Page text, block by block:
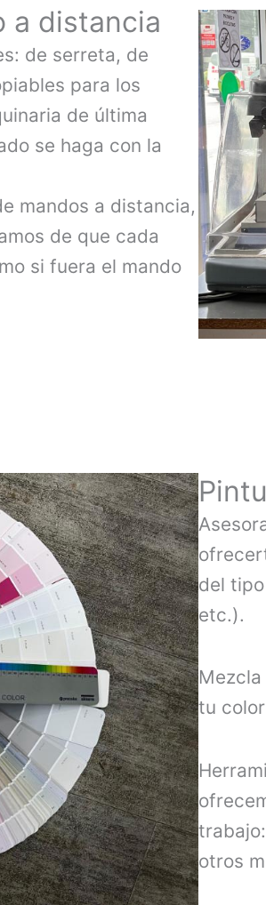
a distancia
de serreta, de
para los
de última
se haga con la
mandos a distancia,
de que cada
si fuera el mando
del
etc.).
tu
otros